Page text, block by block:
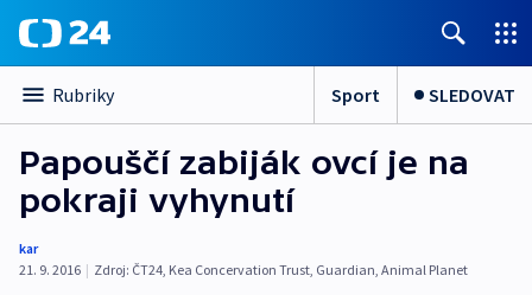
Rubriky Sport SLEDOVAT
Papouščí zabiják ovcí je na
pokraji vyhynutí
kar
21. 9. 2016 | Zdroj: ČT24, Kea Concervation Trust, Guardian, Animal Planet